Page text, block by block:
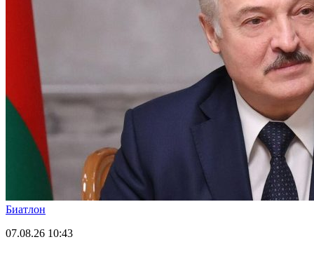
Биатлон
07.08.26 10:43